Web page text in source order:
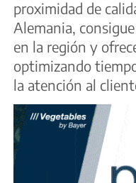
proximidad de
Alemania,
en la región y
optimizando
la atención al